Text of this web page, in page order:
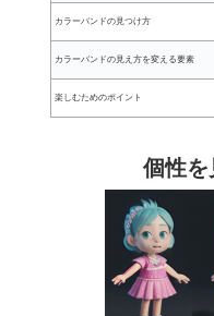
カラーバンドの見つけ方
カラーバンドの見え方を変える要素
楽しむためのポイント
個性を